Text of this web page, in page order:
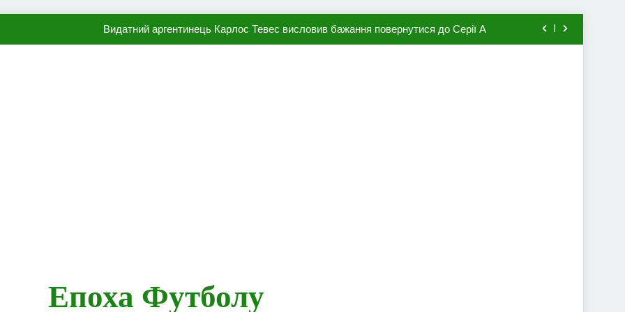
Видатний аргентинець Карлос Тевес висловив бажання повернутися до Серії А
Епоха Футболу